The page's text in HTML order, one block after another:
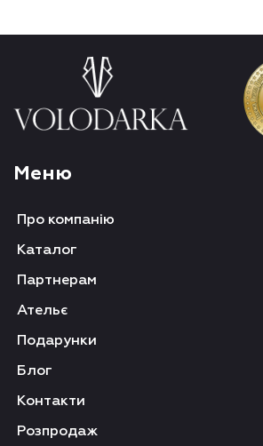
Меню
Про компанію
Каталог
Партнерам
Ательє
Подарунки
Блог
Контакти
Розпродаж